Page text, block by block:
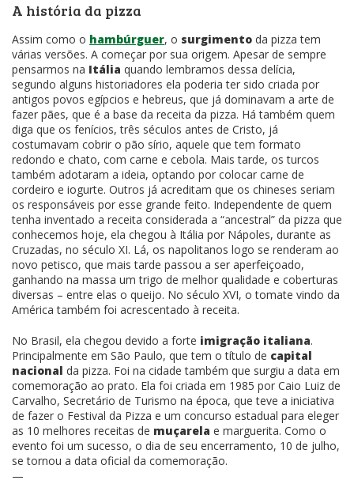
A história da pizza
Assim como o hambúrguer, o surgimento da pizza tem
várias versões. A começar por sua origem. Apesar de sempre
pensarmos na Itália quando lembramos dessa delícia,
segundo alguns historiadores ela poderia ter sido criada por
antigos povos egípcios e hebreus, que já dominavam a arte de
fazer pães, que é a base da receita da pizza. Há também quem
diga que os fenícios, três séculos antes de Cristo, já
costumavam cobrir o pão sírio, aquele que tem formato
redondo e chato, com carne e cebola. Mais tarde, os turcos
também adotaram a ideia, optando por colocar carne de
cordeiro e iogurte. Outros já acreditam que os chineses seriam
os responsáveis por esse grande feito. Independente de quem
tenha inventado a receita considerada a “ancestral” da pizza que
conhecemos hoje, ela chegou à Itália por Nápoles, durante as
Cruzadas, no século XI. Lá, os napolitanos logo se renderam ao
novo petisco, que mais tarde passou a ser aperfeiçoado,
ganhando na massa um trigo de melhor qualidade e coberturas
diversas – entre elas o queijo. No século XVI, o tomate vindo da
América também foi acrescentado à receita.
No Brasil, ela chegou devido a forte imigração italiana.
Principalmente em São Paulo, que tem o título de capital
nacional da pizza. Foi na cidade também que surgiu a data em
comemoração ao prato. Ela foi criada em 1985 por Caio Luiz de
Carvalho, Secretário de Turismo na época, que teve a iniciativa
de fazer o Festival da Pizza e um concurso estadual para eleger
as 10 melhores receitas de muçarela e marguerita. Como o
evento foi um sucesso, o dia de seu encerramento, 10 de julho,
se tornou a data oficial da comemoração.
—